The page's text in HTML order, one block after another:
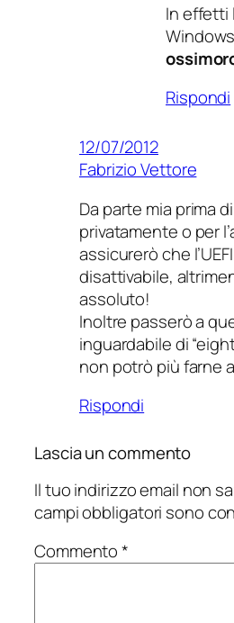
In effetti
Rispondi
12/07/2012
Fabrizio Vettore
Da parte mia prima
privatamente o per
assicurerò che
disattivabile,
assoluto!
Inoltre passerò a
inguardabile di
non potrò più farne
Rispondi
Lascia un commento
Il tuo indirizzo email non
campi obbligatori sono
Commento*